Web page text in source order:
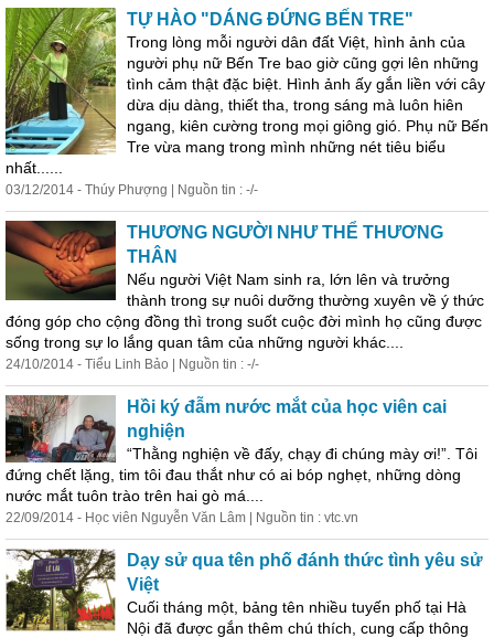
TỰ HÀO "DÁNG ĐỨNG BẾN TRE"
Trong lòng mỗi người dân đất Việt, hình ảnh của
người phụ nữ Bến Tre bao giờ cũng gợi lên những
tình cảm thật đặc biệt. Hình ảnh ấy gắn liền với cây
dừa dịu dàng, thiết tha, trong sáng mà luôn hiên
ngang, kiên cường trong mọi giông gió. Phụ nữ Bến
Tre vừa mang trong mình những nét tiêu biểu
nhất......
03/12/2014 - Thúy Phượng | Nguồn tin : -/-
THƯƠNG NGƯỜI NHƯ THỂ THƯƠNG
THÂN
Nếu người Việt Nam sinh ra, lớn lên và trưởng
thành trong sự nuôi dưỡng thường xuyên về ý thức
đóng góp cho cộng đồng thì trong suốt cuộc đời mình họ cũng được
sống trong sự lo lắng quan tâm của những người khác....
24/10/2014 - Tiểu Linh Bảo | Nguồn tin : -/-
Hồi ký đẫm nước mắt của học viên cai
nghiện
“Thằng nghiện về đấy, chạy đi chúng mày ơi!”. Tôi
đứng chết lặng, tim tôi đau thắt như có ai bóp nghẹt, những dòng
nước mắt tuôn trào trên hai gò má....
22/09/2014 - Học viên Nguyễn Văn Lâm | Nguồn tin : vtc.vn
Dạy sử qua tên phố đánh thức tình yêu sử
Việt
Cuối tháng một, bảng tên nhiều tuyến phố tại Hà
Nội đã được gắn thêm chú thích, cung cấp thông